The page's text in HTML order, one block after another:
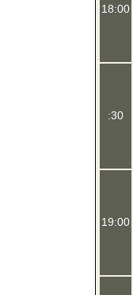
18:00
:30
19:00